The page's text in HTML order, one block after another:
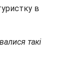
в
такі